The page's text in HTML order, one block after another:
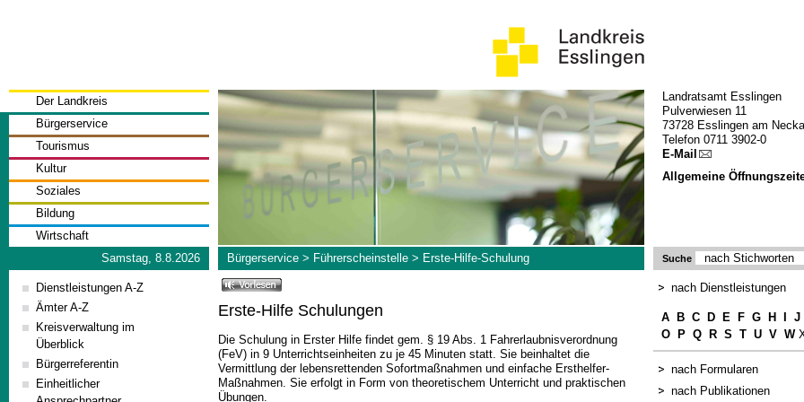
Der Landkreis
Bürgerservice
Tourismus
Kultur
Soziales
Bildung
Wirtschaft
Landratsamt Esslingen
Pulverwiesen 11
73728 Esslingen am
Telefon 0711 3902-0
E-Mail
Allgemeine
Samstag, 8.8.2026 Bürgerservice> Führerscheinstelle> Erste-Hilfe-Schulung Suche
Dienstleistungen A-Z
Ämter A-Z
Kreisverwaltung im
Überblick
Bürgerreferentin
Einheitlicher
nach Dienstleistungen
A B C D E F G H J
O
P Q R S T U V W
nach Formularen
nach Publikationen
Erste-Hilfe Schulungen
Die Schulung in Erster Hilfe findet gem. § 19 Abs. 1 Fahrerlaubnisverordnung
(FeV) in 9 Unterrichtseinheiten zu je 45 Minuten statt. Sie beinhaltet die
Vermittlung der lebensrettenden Sofortmaßnahmen und einfache Ersthelfer-
Maßnahmen. Sie erfolgt in Form von theoretischem Unterricht und praktischen
Übungen.